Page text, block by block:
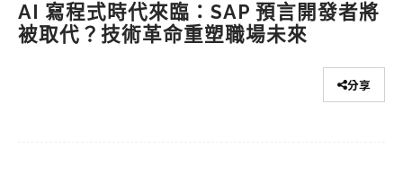
AI 寫程式時代來臨：SAP 預言開發者將
被取代？技術革命重塑職場未來
分享